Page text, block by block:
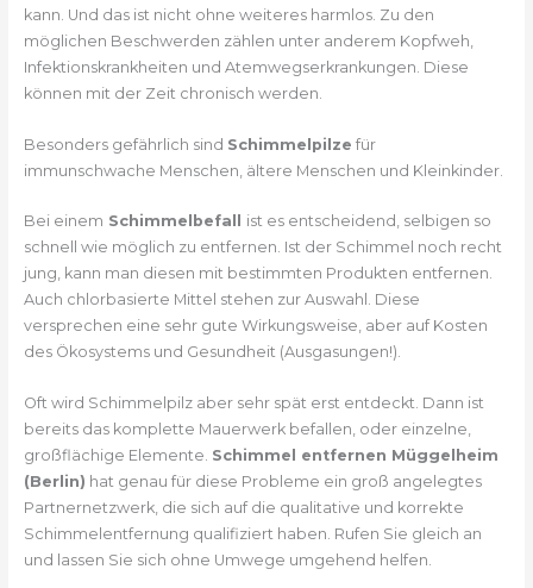
kann. Und das ist nicht ohne weiteres harmlos. Zu den
möglichen Beschwerden zählen unter anderem Kopfweh,
Infektionskrankheiten und Atemwegserkrankungen. Diese
können mit der Zeit chronisch werden.
Besonders gefährlich sind Schimmelpilze für
immunschwache Menschen, ältere Menschen und Kleinkinder.
Bei einem Schimmelbefall ist es entscheidend, selbigen so
schnell wie möglich zu entfernen. Ist der Schimmel noch recht
jung, kann man diesen mit bestimmten Produkten entfernen.
Auch chlorbasierte Mittel stehen zur Auswahl. Diese
versprechen eine sehr gute Wirkungsweise, aber auf Kosten
des Ökosystems und Gesundheit (Ausgasungen!).
Oft wird Schimmelpilz aber sehr spät erst entdeckt. Dann ist
bereits das komplette Mauerwerk befallen, oder einzelne,
großflächige Elemente. Schimmel entfernen Müggelheim
(Berlin) hat genau für diese Probleme ein groß angelegtes
Partnernetzwerk, die sich auf die qualitative und korrekte
Schimmelentfernung qualifiziert haben. Rufen Sie gleich an
und lassen Sie sich ohne Umwege umgehend helfen.